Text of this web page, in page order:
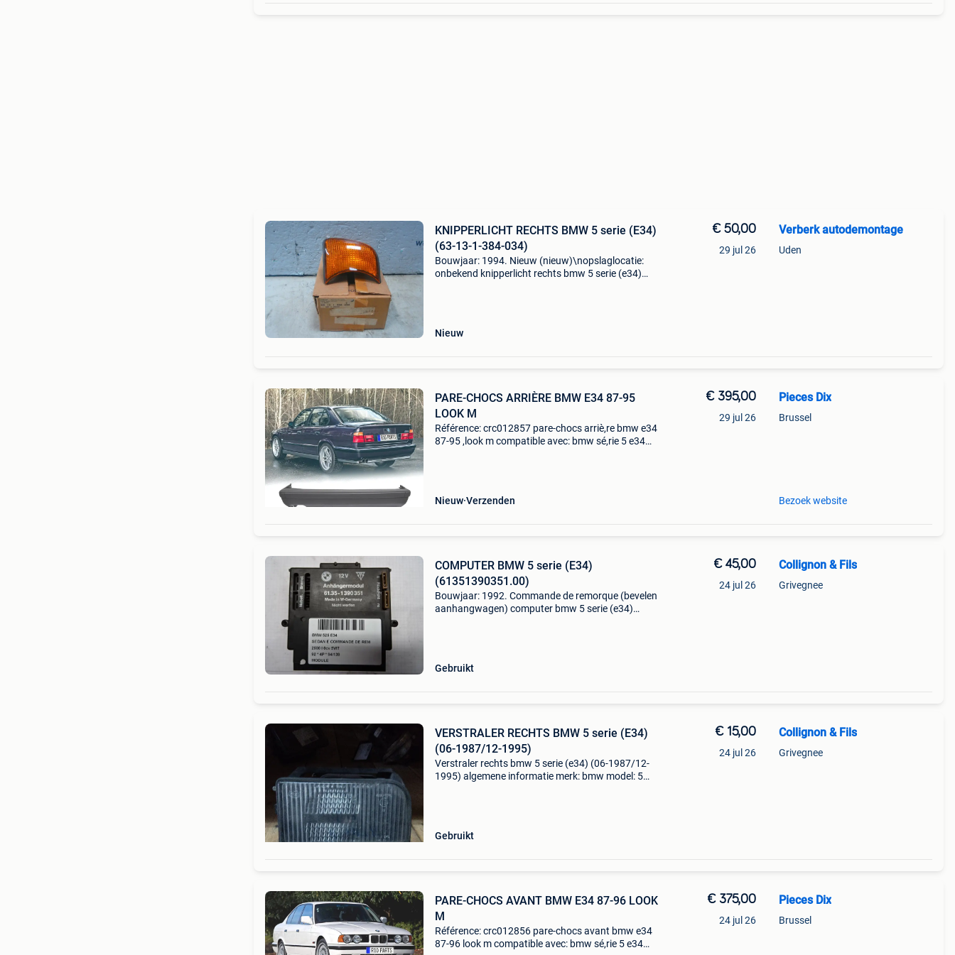
KNIPPERLICHT RECHTS BMW 5 serie (E34)
(63-13-1-384-034)
Bouwjaar: 1994. Nieuw (nieuw)\nopslaglocatie:
onbekend knipperlicht rechts bmw 5 serie (e34)
Nieuw
€ 50,00
29 jul 26
Verberk autodemontage
Uden
PARE-CHOCS ARRIÈRE BMW E34 87-95
LOOK M
Référence: crc012857 pare-chocs arriè,re bmw e34
87-95 ,look m compatible avec: bmw sé,rie 5 e34
Nieuw Verzenden
€ 395,00
29 jul 26
Pieces Dix
Brussel
Bezoek website
COMPUTER BMW 5 serie (E34)
(61351390351.00)
Bouwjaar: 1992. Commande de remorque (bevelen
aanhangwagen) computer bmw 5 serie (e34)
Gebruikt
€ 45,00
24 jul 26
Collignon & Fils
Grivegnee
VERSTRALER RECHTS BMW 5 serie (E34)
(06-1987/12-1995)
Verstraler rechts bmw 5 serie (e34) (06-1987/12-
1995) algemene informatie merk: bmw model: 5
Gebruikt
€ 15,00
24 jul 26
Collignon & Fils
Grivegnee
PARE-CHOCS AVANT BMW E34 87-96 LOOK
M
Référence: crc012856 pare-chocs avant bmw e34
87-96 look m compatible avec: bmw sé,rie 5 e34
€ 375,00
24 jul 26
Pieces Dix
Brussel